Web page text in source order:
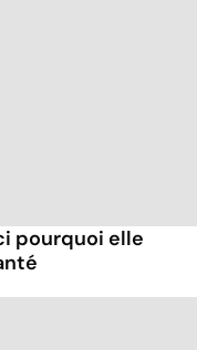
pourquoi elle